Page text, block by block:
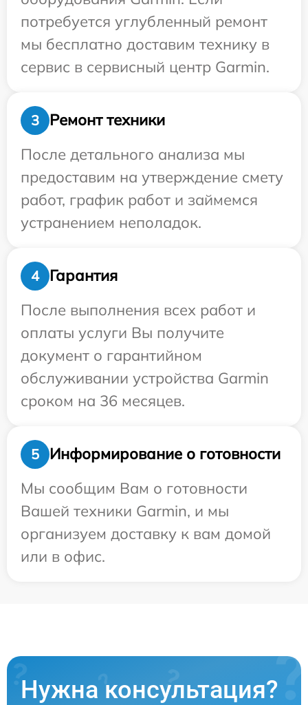
потребуется углубленный ремонт
мы бесплатно доставим технику в
сервис в сервисный центр Garmin.
3
Ремонт техники
После детального анализа мы
предоставим на утверждение смету
работ, график работ и займемся
устранением неполадок.
4
Гарантия
После выполнения всех работ и
оплаты услуги Вы получите
документ о гарантийном
обслуживании устройства Garmin
сроком на 36 месяцев.
5
Информирование о готовности
Мы сообщим Вам о готовности
Вашей техники Garmin, и мы
организуем доставку к вам домой
или в офис.
Нужна консультация?